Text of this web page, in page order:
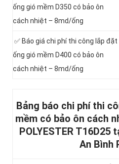
ống gió mềm D350 có bảo ôn
cách nhiệt – 8md/ống
✅ Báo giá chi phí thi công lắp đặt
ống gió mềm D400 có bảo ôn
cách nhiệt – 8md/ống
Bảng báo chi phí thi
mềm có bảo ôn cách
POLYESTER T16D25
An Bình